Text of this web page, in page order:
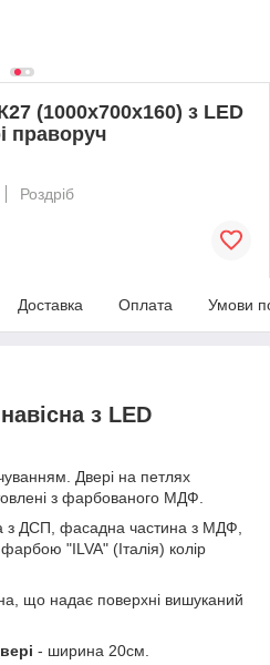
(1000х700х160) з LED
праворуч
Роздріб
Доставка Оплата Умови
з LED
Двері на петлях
з фарбованого МДФ.
з ДСП, фасадна частина з МДФ,
"ILVA" (Італія) колір
що надає поверхні вишуканий
- ширина 20см.